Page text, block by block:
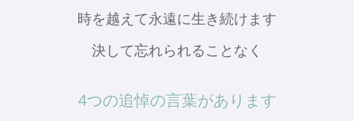
時を越えて永遠に生き続けます
決して忘れられることなく
4つの追悼の言葉があります